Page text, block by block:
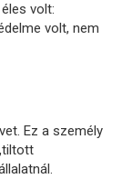
volt:
volt, nem
Ez a személy